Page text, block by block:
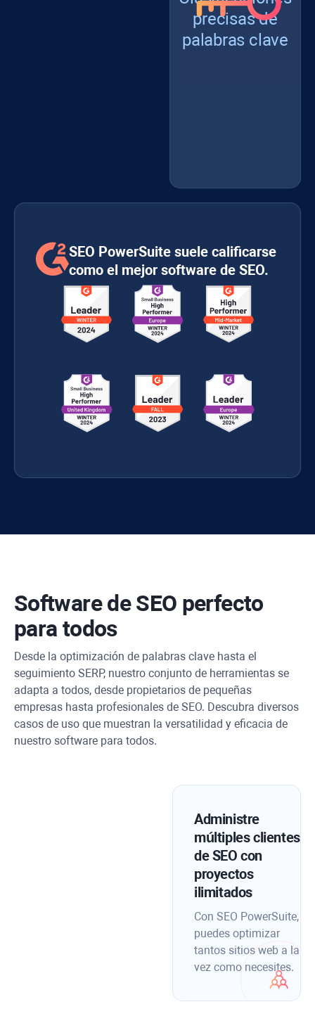
precisas de
palabras clave
SEO PowerSuite suele calificarse
como el mejor software de SEO.
Software de SEO perfecto
para todos
Desde la optimización de palabras clave hasta el
seguimiento SERP, nuestro conjunto de herramientas se
adapta a todos, desde propietarios de pequeñas
empresas hasta profesionales de SEO. Descubra diversos
casos de uso que muestran la versatilidad y eficacia de
nuestro software para todos.
Administre
múltiples clientes
de SEO con
proyectos
ilimitados
Con SEO PowerSuite,
puedes optimizar
tantos sitios web a la
vez como necesites.